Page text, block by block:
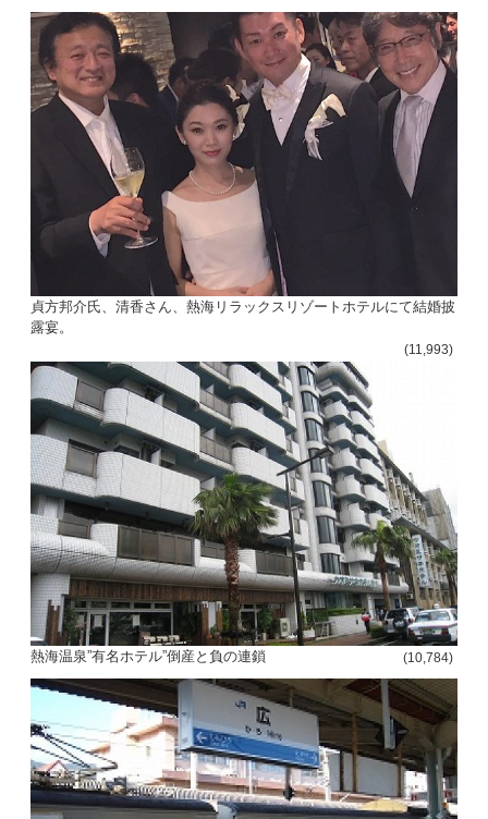
貞方邦介氏、清香さん、熱海リラックスリゾートホテルにて結婚披
露宴。
(11,993)
熱海温泉”有名ホテル”倒産と負の連鎖 (10,784)